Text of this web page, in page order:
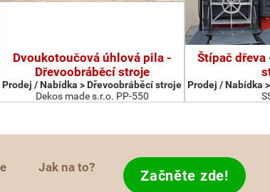
Dvoukotoučová úhlová pila -
Dřevoobráběcí stroje
Prodej / Nabídka > Dřevoobráběcí stroje
Dekos made s.r.o. PP-550
Štípač dřeva
Prodej / Nabídka
Jak na to? Začněte zde!